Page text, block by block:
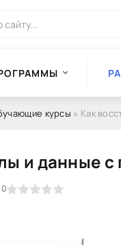
курсы » Как
и данные
0